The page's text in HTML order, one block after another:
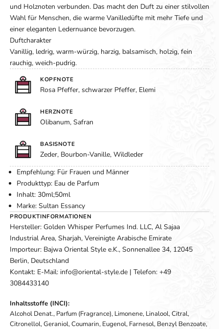
und Holznoten verbunden. Das macht den Duft zu einer stilvollen
Wahl für Menschen, die warme Vanilledüfte mit mehr Tiefe und
einer eleganten Ledernuance bevorzugen.
Duftcharakter
Vanillig, ledrig, warm-würzig, harzig, balsamisch, holzig, fein
rauchig, weich-pudrig.
KOPFNOTE
Rosa Pfeffer, schwarzer Pfeffer, Elemi
HERZNOTE
Olibanum, Safran
BASISNOTE
Zeder, Bourbon-Vanille, Wildleder
Empfehlung: Für Frauen und Männer
Produkttyp: Eau de Parfum
Inhalt: 30ml;50ml
Marke: Sultan Essancy
PRODUKTINFORMATIONEN
Hersteller: Golden Whisper Perfumes Ind. LLC, Al Sajaa
Industrial Area, Sharjah, Vereinigte Arabische Emirate
Importeur: Bajwa Oriental Style e.K., Sonnenallee 34, 12045
Berlin, Deutschland
Kontakt: E-Mail: info@oriental-style.de | Telefon: +49
3084433140
Inhaltsstoffe (INCI):
Alcohol Denat., Parfum (Fragrance), Limonene, Linalool, Citral,
Citronellol, Geraniol, Coumarin, Eugenol, Farnesol, Benzyl Benzoate,